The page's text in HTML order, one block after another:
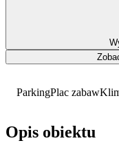
ParkingPlac zabaw
Opis obiektu